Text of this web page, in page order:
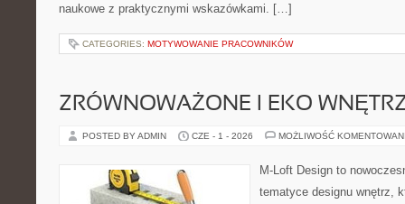
naukowe z praktycznymi wskazówkami. […]
CATEGORIES: MOTYWOWANIE PRACOWNIKÓW
ZRÓWNOWAŻONE I EKO
POSTED BY ADMIN CZE - 1 - 2026 MOŻLIWOŚĆ
M-Loft Design to
tematyce designu wnętrz,